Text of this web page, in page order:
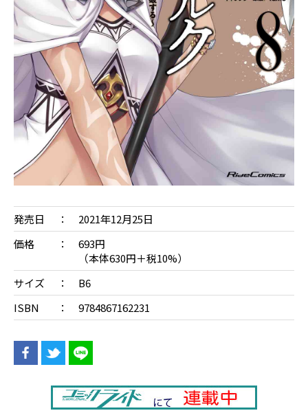
発売日
2021年12月25日
価格
693円
（本体630円＋税10%）
サイズ
B6
ISBN
9784867162231